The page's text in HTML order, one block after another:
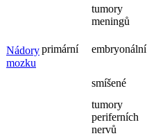
Nádory
mozku
primární
tumory
meningů
embryonální
smíšené
tumory
periferních
nervů